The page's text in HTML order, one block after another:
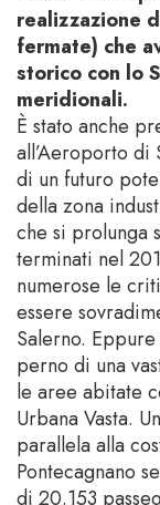
realizzazione
fermate) che
storico con lo
meridionali.
È stato anche
all’Aeroporto di
di un futuro
della zona
che si prolunga
terminati nel
numerose le
essere
Salerno.
perno di una
le aree abitate
Urbana Vasta.
parallela alla
Pontecagnano
di 20.153